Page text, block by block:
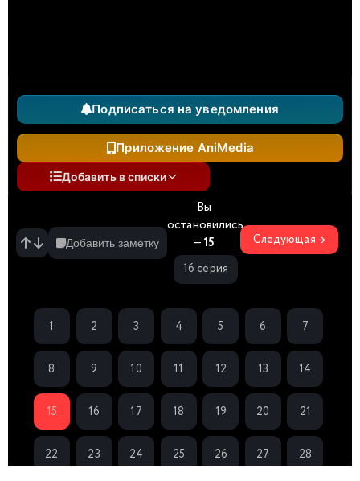
Подписаться на уведомления
Приложение AniMedia
Добавить в списки
Добавить заметку
Вы
остановились
—15
16 серия
Следующая →
1 2 3 4 5 6 7
8 9 10 11 12 13 14
15 16 17 18 19 20 21
22 23 24 25 26 27 28